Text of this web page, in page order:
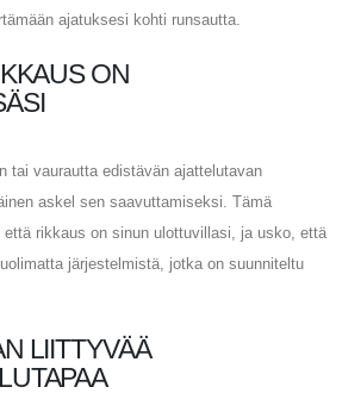
ajatuksesi kohti runsautta.
ON
tai vaurautta edistävän ajattelutavan
askel sen saavuttamiseksi. Tämä
rikkaus on sinun ulottuvillasi, ja usko, että
järjestelmistä, jotka on suunniteltu
LIITTYVÄÄ